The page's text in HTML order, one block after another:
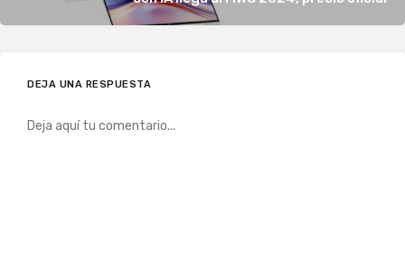
DEJA UNA RESPUESTA